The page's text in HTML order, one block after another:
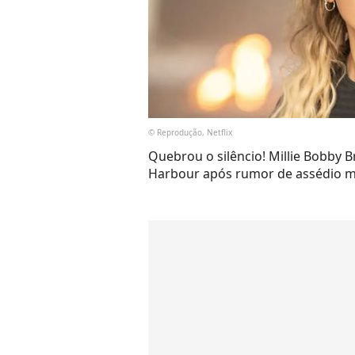
© Reprodução, Netflix
Quebrou o silêncio! Millie Bobby
Harbour após rumor de assédio